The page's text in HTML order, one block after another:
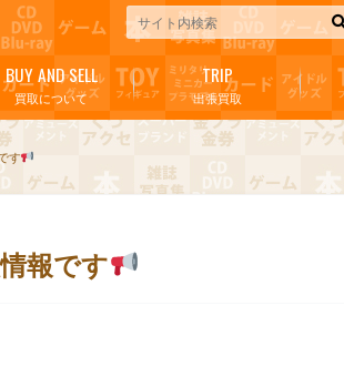
買取について
BUY AND SELL
出張買取
TRIP
す
報です